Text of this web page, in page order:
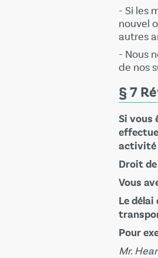
- Si les
nouvel
autres
- Nous
de nos
§ 7
Si vous
activité
Droit
Vous
Le
Pour
Mr.